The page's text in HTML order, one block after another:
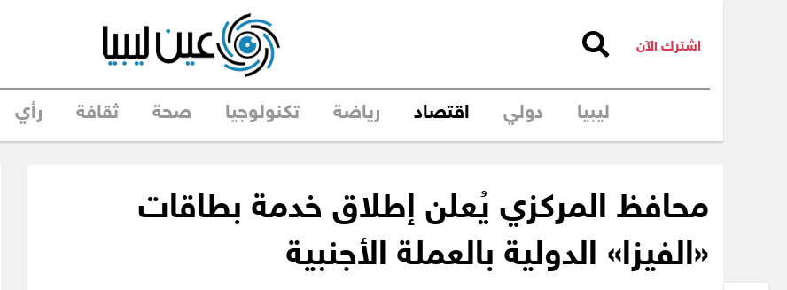
اشترك الآن
ليبيا دولي اقتصاد رياضة تكنولوجيا صحة ثقافة رأي
محافظ المركزي يُعلن إطلاق خدمة بطاقات
«الفيزا» الدولية بالعملة الأجنبية